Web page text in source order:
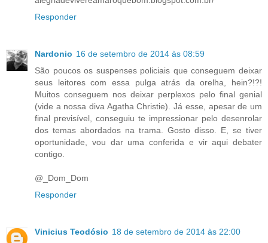
Responder
Nardonio 16 de setembro de 2014 às 08:59
São poucos os suspenses policiais que conseguem deixar
seus leitores com essa pulga atrás da orelha, hein?!?!
Muitos conseguem nos deixar perplexos pelo final genial
(vide a nossa diva Agatha Christie). Já esse, apesar de um
final previsível, conseguiu te impressionar pelo desenrolar
dos temas abordados na trama. Gosto disso. E, se tiver
oportunidade, vou dar uma conferida e vir aqui debater
contigo.
@_Dom_Dom
Responder
Vinicius Teodósio 18 de setembro de 2014 às 22:00